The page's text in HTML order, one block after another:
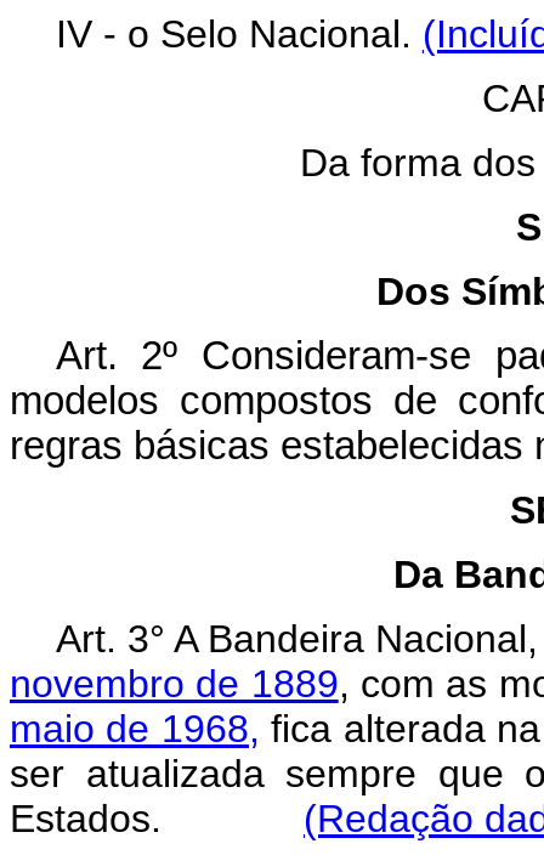
IV - o Selo Nacional.
Da forma
Dos
Art. 2º Consideram-se
modelos compostos de
regras básicas estabelecidas
Da
Art. 3° A Bandeira
novembro de 1889, com as
maio de 1968, fica alterada
ser atualizada sempre que
Estados. (Redação